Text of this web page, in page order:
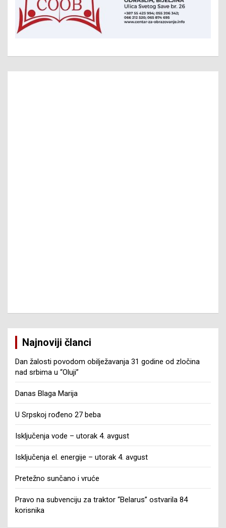
Najnoviji članci
Dan žalosti povodom obilježavanja 31 godine od zločina
nad srbima u “Oluji”
Danas Blaga Marija
U Srpskoj rođeno 27 beba
Isključenja vode – utorak 4. avgust
Isključenja el. energije – utorak 4. avgust
Pretežno sunčano i vruće
Pravo na subvenciju za traktor “Belarus” ostvarila 84
korisnika